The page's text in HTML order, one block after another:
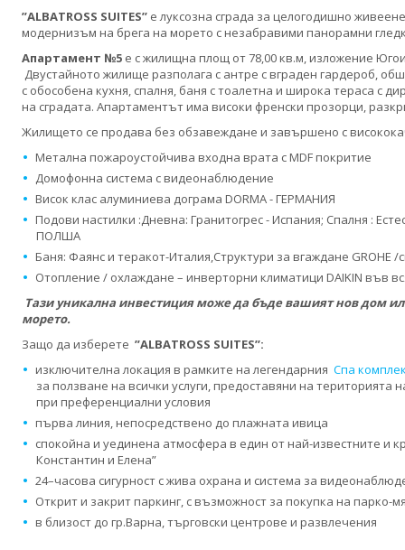
”ALBATROSS SUITES’’е луксозна сграда за целогодишно
модернизъм на брега на морето с незабравими панорамни
Апартамент №5е с жилищна площ от 78,00 кв.м, изложение
Двустайното жилище разполага с антре с вграден гардероб,
с обособена кухня, спалня, баня с тоалетна и широка тераса с
на сградата. Апартаментът има високи френски прозорци,
Жилището се продава без обзавеждане и завършено с
Метална пожароустойчива входна врата с MDF покритие
Домофонна система с видеонаблюдение
Висок клас алуминиева дограма DORMA - ГЕРМАНИЯ
Подови настилки :Дневна: Гранитогрес - Испания; Спалня :
ПОЛША
Баня: Фаянс и теракот-Италия,Структури за вгаждане GROHE
Отопление / охлаждане – инверторни климатици DAIKIN във
Тази уникална инвестиция може да бъде вашият нов дом
морето.
Защо да изберете ”ALBATROSS SUITES’’:
изключителна локация в рамките на легендарния Спа
за ползване на всички услуги, предоставяни на територията
при преференциални условия
първа линия, непосредствено до плажната ивица
спокойна и уединена атмосфера в един от най-известните и
Константин и Елена”
24–часова сигурност с жива охрана и система за
Открит и закрит паркинг, с възможност за покупка на парко-
в близост до гр.Варна, търговски центрове и развлечения